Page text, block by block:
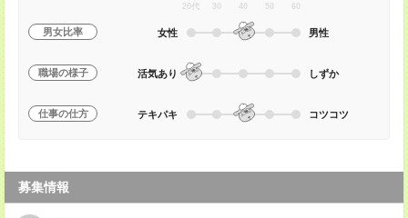
20代 30 40 50 60
男女比率 女性 男性
職場の様子 活気あり しずか
仕事の仕方 テキパキ コツコツ
募集情報